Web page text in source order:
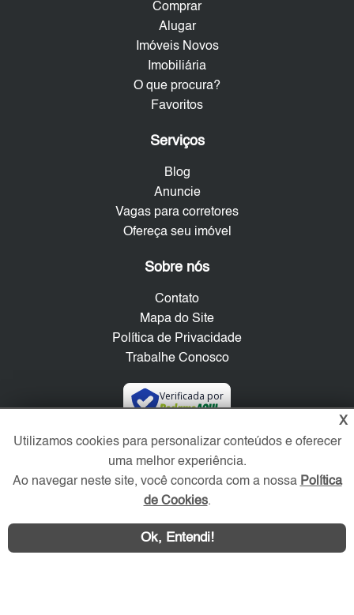
Comprar
Alugar
Imóveis Novos
Imobiliária
O que procura?
Favoritos
Serviços
Blog
Anuncie
Vagas para corretores
Ofereça seu imóvel
Sobre nós
Contato
Mapa do Site
Política de Privacidade
Trabalhe Conosco
Verificada por
Redes Sociais
X
Utilizamos cookies para personalizar conteúdos e oferecer
uma melhor experiência.
Ao navegar neste site, você concorda com a nossa Política
de Cookies.
Ok, Entendi!